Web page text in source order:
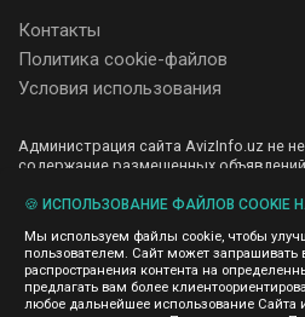
Контакты
Политика cookie-файлов
Условия использования
Администрация сайта AvizInfo.uz не
содержание размещенных объявлений.
передаем и не продаем личную
правила конфиденциальности
AvizInfo.uz. На некоторых страницах
реклама Google Adsense Advertising
подробней о правилах
🍪 ИСПОЛЬЗОВАНИЕ ФАЙЛОВ COOKIE
Мы используем файлы cookie, чтобы
пользователем. Сайт может запрашивать
распространения контента на
предлагать вам более
любое дальнейшее использование Сайта